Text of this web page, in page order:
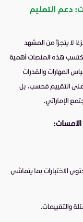
دعم التعليم
لا يتجزأ من المشهد
هذه المنصات أهمية
المهارات والقدرات
على التقييم فحسب، بل
الإماراتي.
الاختبارات بما يتماشى
والتقييمات.